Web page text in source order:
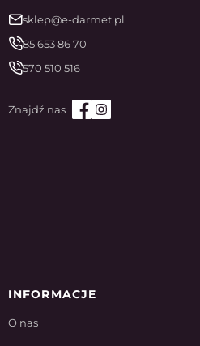
sklep@e-darmet.pl
85 653 86 70
570 510 516
INFORMACJE
O nas